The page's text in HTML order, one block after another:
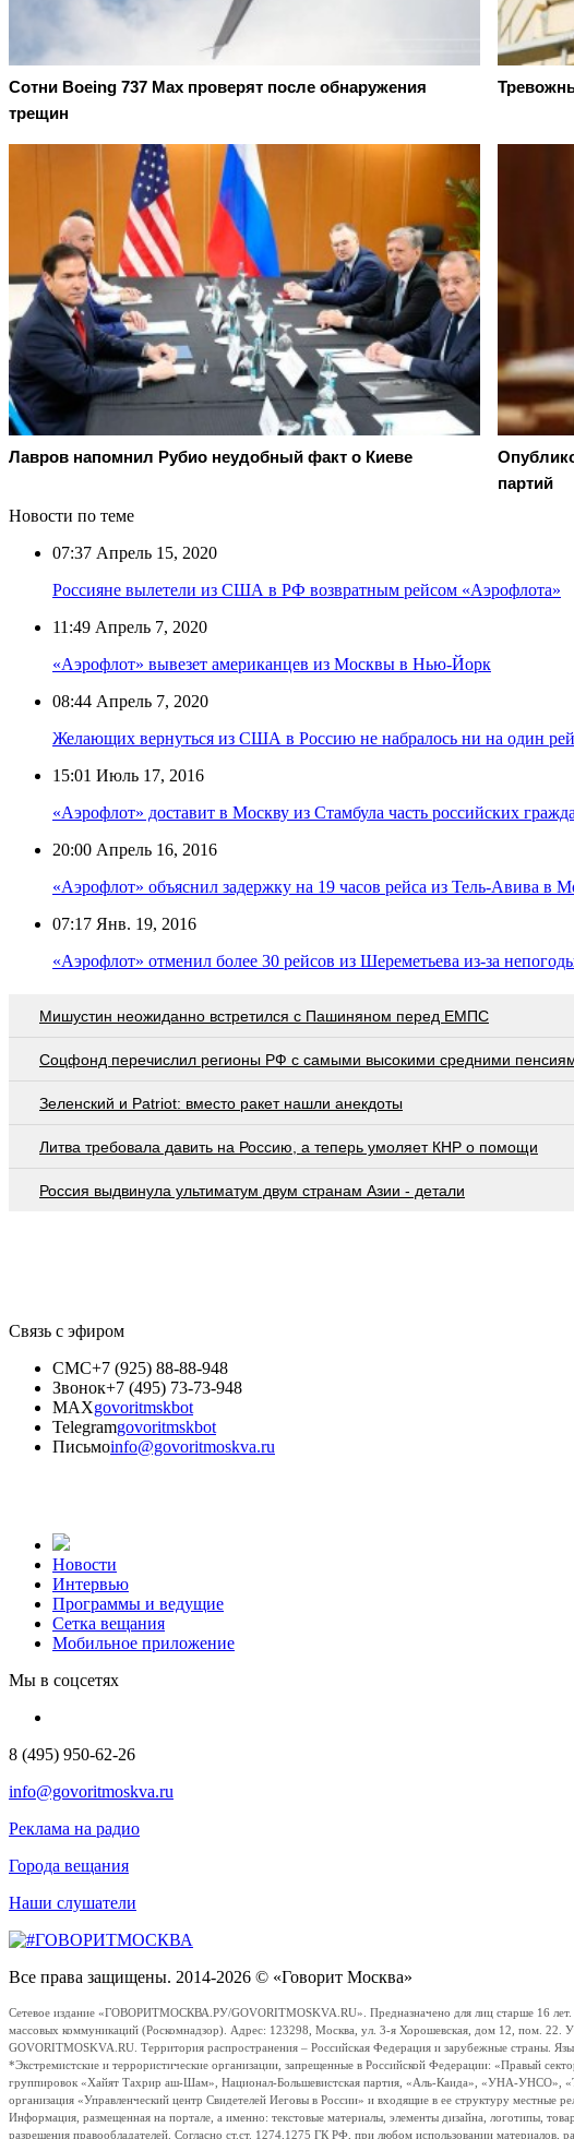
Сотни Boeing 737 Max проверят после обнаружения
трещин
Лавров напомнил Рубио неудобный факт о Киеве
партий
Новости по теме
07:37 Апрель 15, 2020
Россияне вылетели из США в РФ возвратным рейсом «Аэрофлота»
11:49 Апрель 7, 2020
«Аэрофлот» вывезет американцев из Москвы в Нью-Йорк
08:44 Апрель 7, 2020
Желающих вернуться из США в Россию не набралось ни на один
15:01 Июль 17, 2016
«Аэрофлот» доставит в Москву из Стамбула часть российских
20:00 Апрель 16, 2016
«Аэрофлот» объяснил задержку на 19 часов рейса из Тель-Авива в
07:17 Янв. 19, 2016
«Аэрофлот» отменил более 30 рейсов из Шереметьева из-за
Мишустин неожиданно встретился с Пашиняном перед ЕМПС
Соцфонд перечислил регионы РФ с самыми высокими средними
Зеленский и Patriot: вместо ракет нашли анекдоты
Литва требовала давить на Россию, а теперь умоляет КНР о помощи
Россия выдвинула ультиматум двум странам Азии - детали
Связь с эфиром
СМС+7 (925) 88-88-948
Звонок+7 (495) 73-73-948
MAXgovoritmskbot
Telegramgovoritmskbot
Письмоinfo@govoritmoskva.ru
Новости
Интервью
Программы и ведущие
Сетка вещания
Мобильное приложение
Мы в соцсетях
8 (495) 950-62-26
info@govoritmoskva.ru
Реклама на радио
Города вещания
Наши слушатели
Все права защищены. 2014-2026 © «Говорит Москва»
Сетевое издание «ГОВОРИТМОСКВА.РУ/GOVORITMOSKVA.RU». Предназначено для лиц старше 16
массовых коммуникаций (Роскомнадзор). Адрес: 123298, Москва, ул. 3-я Хорошевская, дом 12, пом.
GOVORITMOSKVA.RU. Территория распространения – Российская Федерация и зарубежные страны.
*Экстремистские и террористические организации, запрещенные в Российской Федерации: «Правый
группировок «Хайят Тахрир аш-Шам», Национал-Большевистская партия, «Аль-Каида», «УНА-УНСО»,
организация «Управленческий центр Свидетелей Иеговы в России» и входящие в ее структуру местные
Информация, размещенная на портале, а именно: текстовые материалы, элементы дизайна, логотипы,
разрешения правообладателей. Согласно ст.ст. 1274,1275 ГК РФ, при любом использовании материалов,